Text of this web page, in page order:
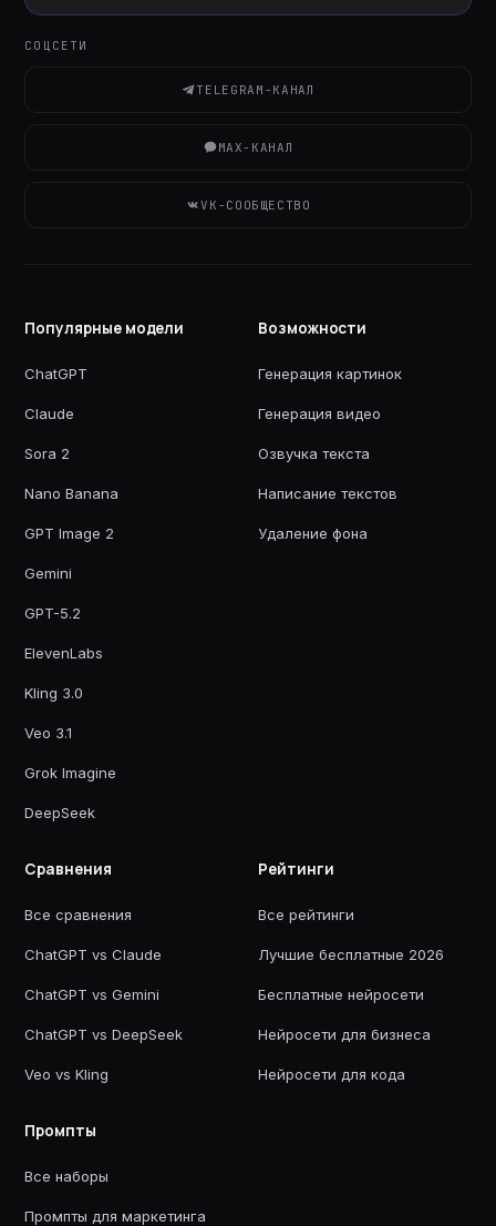
СОЦСЕТИ
TELEGRAM-КАНАЛ
MAX-КАНАЛ
VK-СООБЩЕСТВО
Популярные модели
ChatGPT
Claude
Sora 2
Nano Banana
GPT Image 2
Gemini
GPT-5.2
ElevenLabs
Kling 3.0
Veo 3.1
Grok Imagine
DeepSeek
Возможности
Генерация картинок
Генерация видео
Озвучка текста
Написание текстов
Удаление фона
Сравнения
Все сравнения
ChatGPT vs Claude
ChatGPT vs Gemini
ChatGPT vs DeepSeek
Veo vs Kling
Рейтинги
Все рейтинги
Лучшие бесплатные 2026
Бесплатные нейросети
Нейросети для бизнеса
Нейросети для кода
Промпты
Все наборы
Промпты для маркетинга